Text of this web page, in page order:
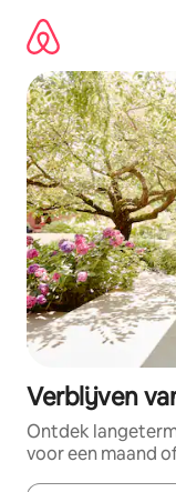
direct
naar
inhoud
Verblijven
Ontdek
voor een maand